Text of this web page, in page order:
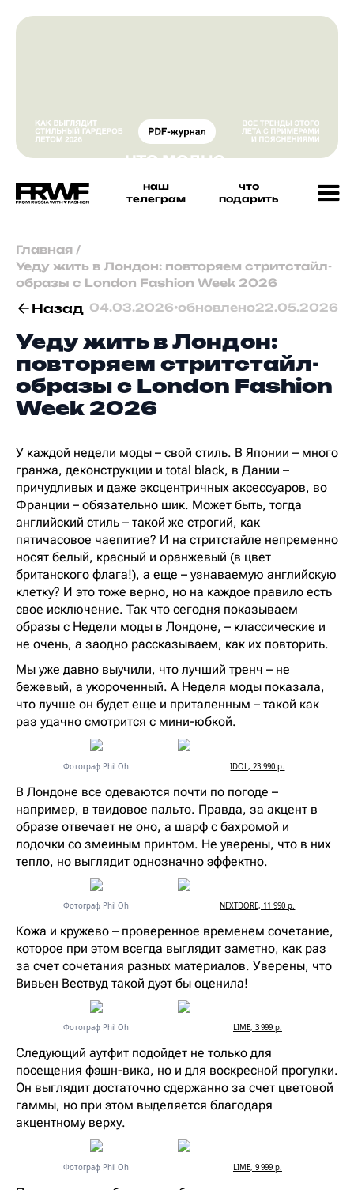
наш
телеграм
что
подарить
Главная /
Уеду жить в Лондон: повторяем стритстайл-
образы с London Fashion Week 2026
Назад 04.03.2026•обновлено22.05.2026
Уеду жить в Лондон:
повторяем стритстайл-
образы с London Fashion
Week 2026
У каждой недели моды – свой стиль. В Японии – много
гранжа, деконструкции и total black, в Дании –
причудливых и даже эксцентричных аксессуаров, во
Франции – обязательно шик. Может быть, тогда
английский стиль – такой же строгий, как
пятичасовое чаепитие? И на стритстайле непременно
носят белый, красный и оранжевый (в цвет
британского флага!), а еще – узнаваемую английскую
клетку? И это тоже верно, но на каждое правило есть
свое исключение. Так что сегодня показываем
образы с Недели моды в Лондоне, – классические и
не очень, а заодно рассказываем, как их повторить.
Мы уже давно выучили, что лучший тренч – не
бежевый, а укороченный. А Неделя моды показала,
что лучше он будет еще и приталенным – такой как
раз удачно смотрится с мини-юбкой.
Фотограф Phil Oh IDOL, 23 990 р.
В Лондоне все одеваются почти по погоде –
например, в твидовое пальто. Правда, за акцент в
образе отвечает не оно, а шарф с бахромой и
лодочки со змеиным принтом. Не уверены, что в них
тепло, но выглядит однозначно эффектно.
Фотограф Phil Oh NEXTDORE, 11 990 р.
Кожа и кружево – проверенное временем сочетание,
которое при этом всегда выглядит заметно, как раз
за счет сочетания разных материалов. Уверены, что
Вивьен Вествуд такой дуэт бы оценила!
Фотограф Phil Oh LIME, 3 999 р.
Следующий аутфит подойдет не только для
посещения фэшн-вика, но и для воскресной прогулки.
Он выглядит достаточно сдержанно за счет цветовой
гаммы, но при этом выделяется благодаря
акцентному верху.
Фотограф Phil Oh LIME, 9 999 р.